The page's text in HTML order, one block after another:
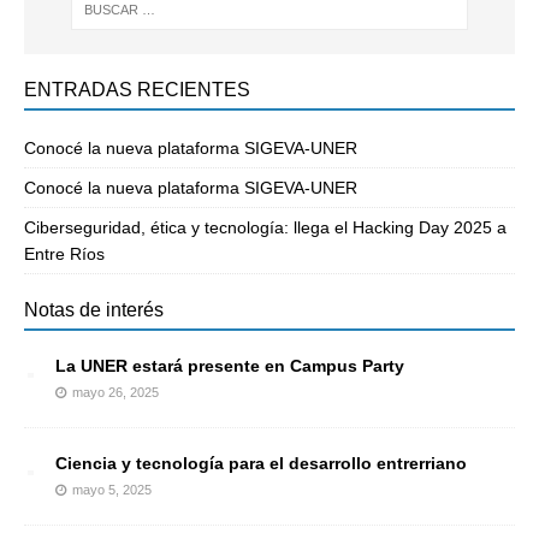
ENTRADAS RECIENTES
Conocé la nueva plataforma SIGEVA-UNER
Conocé la nueva plataforma SIGEVA-UNER
Ciberseguridad, ética y tecnología: llega el Hacking Day 2025 a
Entre Ríos
Notas de interés
La UNER estará presente en Campus Party
mayo 26, 2025
Ciencia y tecnología para el desarrollo entrerriano
mayo 5, 2025